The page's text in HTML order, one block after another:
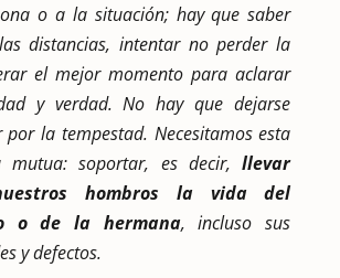
o a la situación; hay que saber
distancias, intentar no perder la
el mejor momento para aclarar
y verdad. No hay que dejarse
por la tempestad. Necesitamos esta
mutua: soportar, es decir,llevar
hombros la vida del
o de la hermana, incluso sus
y defectos.